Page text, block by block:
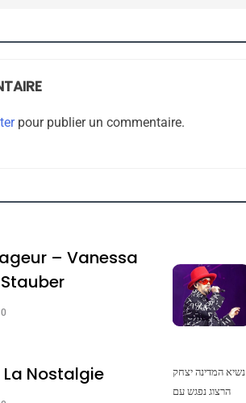
pour publier un commentaire.
– Vanessa
0
La Nostalgie
נשיא המדינה יצחק
הרצוג נפגש עם